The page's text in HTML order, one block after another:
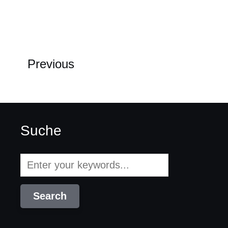
Previous
Suche